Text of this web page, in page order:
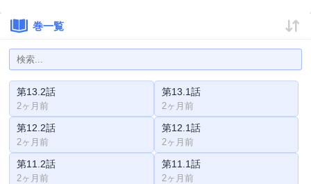
巻一覧
第13.2話
2ヶ月前
第13.1話
2ヶ月前
第12.2話
2ヶ月前
第12.1話
2ヶ月前
第11.2話
2ヶ月前
第11.1話
2ヶ月前